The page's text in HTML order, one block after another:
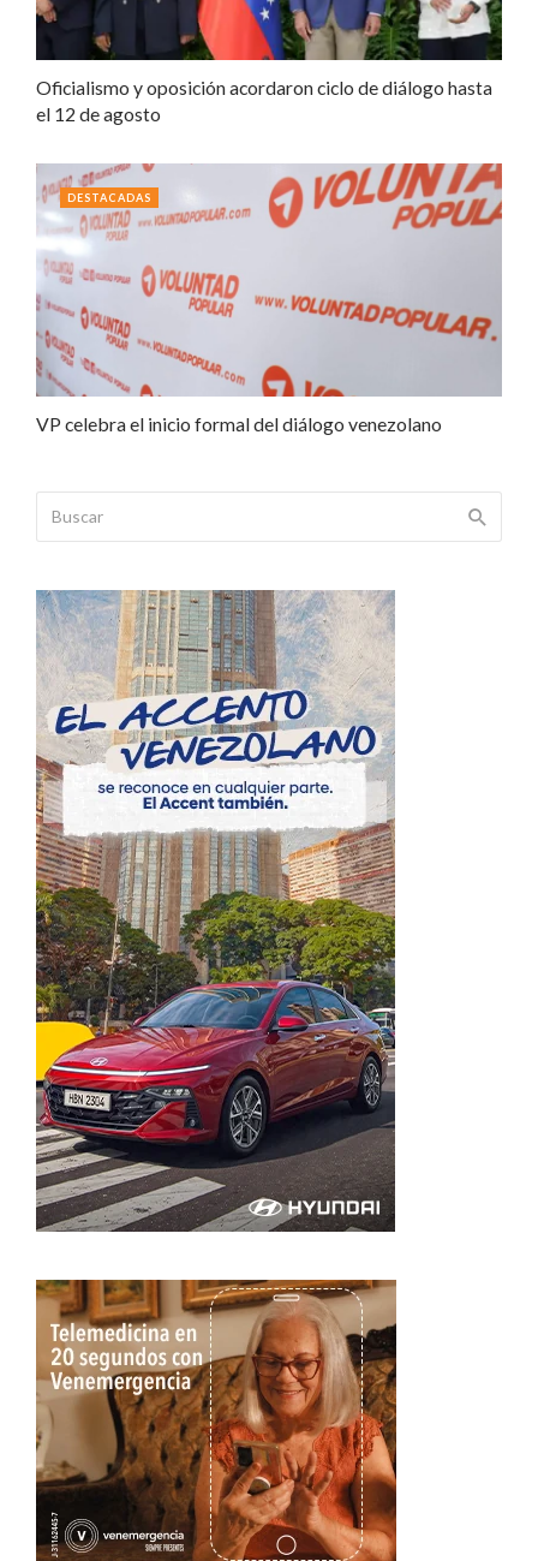
Oficialismo y oposición acordaron ciclo de diálogo hasta
el 12 de agosto
VP celebra el inicio formal del diálogo venezolano
DESTACADAS